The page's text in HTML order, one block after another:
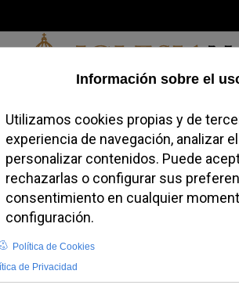
Viernes, 07 de agosto
Credofobiómetro Blogs Temas Buscar
a una
y la vida
06 ABRIL 2026 12:00